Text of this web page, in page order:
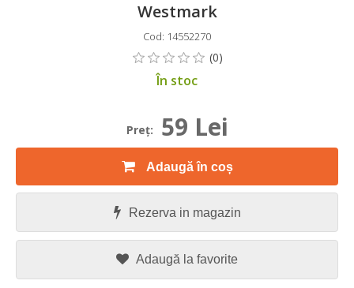
Westmark
Cod: 14552270
În stoc
Preţ: 59 Lei
Adaugă în coș
Rezerva in magazin
Adaugă la favorite